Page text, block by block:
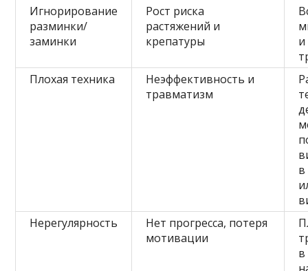
Игнорирование
разминки/
заминки
Рост риска
растяжений и
крепатуры
и
Плохая техника
Неэффективность и
травматизм
в
Нерегулярность
Нет прогресса, потеря
мотивации
в